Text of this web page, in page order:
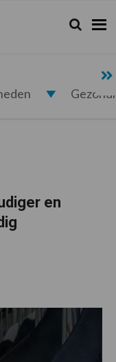
Zoeken...
Zoek
en